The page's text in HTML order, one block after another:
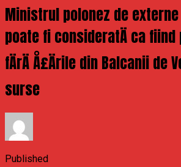
Ministrul polonez de externe
poate fi consideratÄ ca fiind
fÄrÄ Å£Ärile din Balcanii de
surse
Published